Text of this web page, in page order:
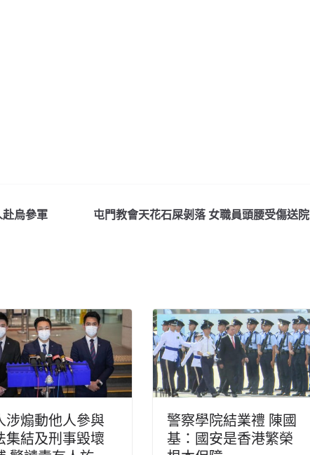
烏參軍
屯門教會天花石屎剝落 女職員頭腰受傷送院
涉煽動他人參與
集結及刑事毀壞
警察學院結業禮 陳國
基：國安是香港繁榮